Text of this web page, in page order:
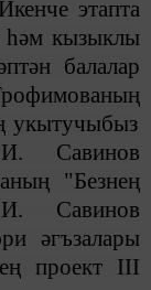
этапта
кызыклы
балалар
ның
укытучыбыз
Савинов
"Безнең
Савинов
әгъзалары
проект III